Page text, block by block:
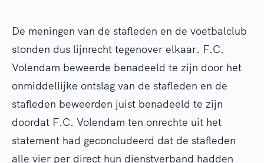
De meningen van de stafleden en de voetbalclub
stonden dus lijnrecht tegenover elkaar. F.C.
Volendam beweerde benadeeld te zijn door het
onmiddellijke ontslag van de stafleden en de
stafleden beweerden juist benadeeld te zijn
doordat F.C. Volendam ten onrechte uit het
statement had geconcludeerd dat de stafleden
alle vier per direct hun dienstverband hadden